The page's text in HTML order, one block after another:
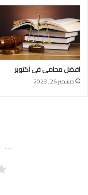
افضل محامى فى اكتوبر
ديسمبر 26, 2023